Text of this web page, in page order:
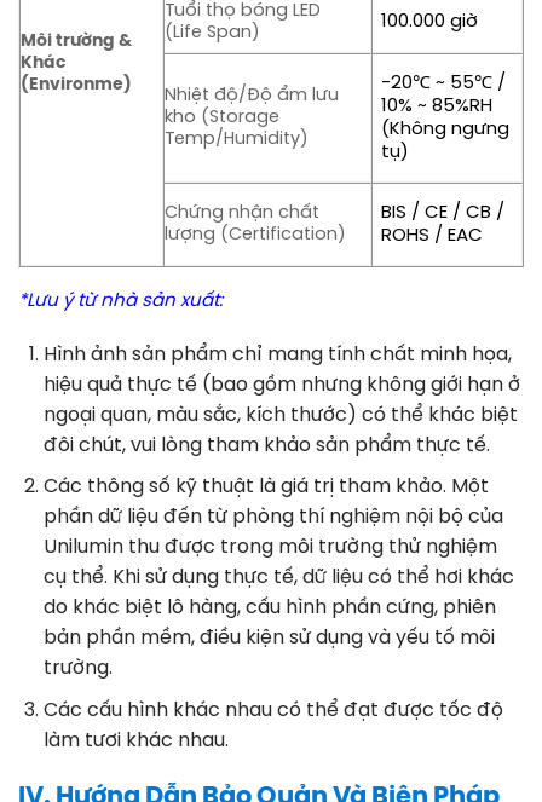
Môi trường &
Khác
(Environme)
Tuổi thọ bóng LED
(Life Span)
100.000 giờ
Nhiệt độ/Độ ẩm lưu
kho (Storage
Temp/Humidity)
-20℃ ~ 55℃ /
10% ~ 85%RH
(Không ngưng
tụ)
Chứng nhận chất
lượng (Certification)
BIS / CE / CB /
ROHS / EAC
*Lưu ý từ nhà sản xuất:
Hình ảnh sản phẩm chỉ mang tính chất minh họa,
hiệu quả thực tế (bao gồm nhưng không giới hạn ở
ngoại quan, màu sắc, kích thước) có thể khác biệt
đôi chút, vui lòng tham khảo sản phẩm thực tế.
Các thông số kỹ thuật là giá trị tham khảo. Một
phần dữ liệu đến từ phòng thí nghiệm nội bộ của
Unilumin thu được trong môi trường thử nghiệm
cụ thể. Khi sử dụng thực tế, dữ liệu có thể hơi khác
do khác biệt lô hàng, cấu hình phần cứng, phiên
bản phần mềm, điều kiện sử dụng và yếu tố môi
trường.
Các cấu hình khác nhau có thể đạt được tốc độ
làm tươi khác nhau.